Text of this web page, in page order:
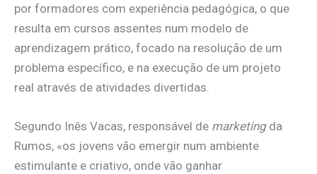
por formadores com experiência pedagógica, o que
resulta em cursos assentes num modelo de
aprendizagem prático, focado na resolução de um
problema específico, e na execução de um projeto
real através de atividades divertidas.
Segundo Inês Vacas, responsável de marketingda
Rumos, «os jovens vão emergir num ambiente
estimulante e criativo, onde vão ganhar